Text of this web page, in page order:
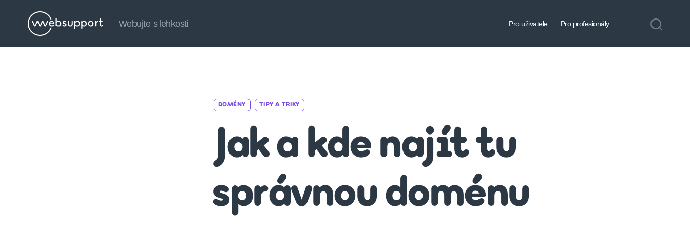
Websupport.cz
Webujte s lehkostí Pro uživatele Pro profesionály
DOMÉNY TIPY A TRIKY
Jak a kde najít tu
správnou doménu